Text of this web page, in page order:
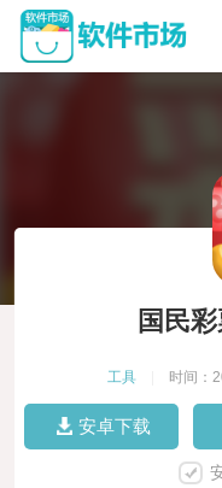
国民
工具 时间：
安卓下载